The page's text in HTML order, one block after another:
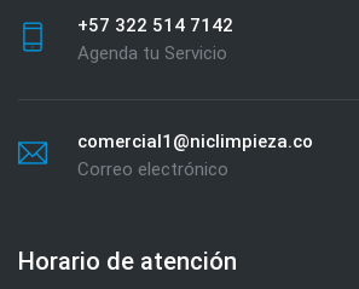
+57 322 514 7142
Agenda tu Servicio
comercial1@niclimpieza.co
Correo electrónico
Horario de atención